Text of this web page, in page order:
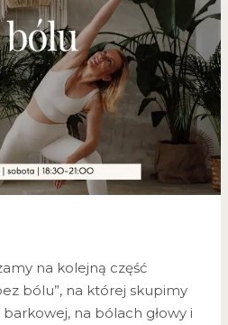
na kolejną część
bólu”, na której skupimy
na bólach głowy i